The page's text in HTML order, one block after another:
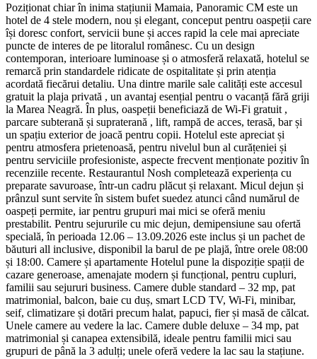
Poziționat chiar în inima stațiunii Mamaia, Panoramic CM este un
hotel de 4 stele modern, nou și elegant, conceput pentru oaspeții care
își doresc confort, servicii bune și acces rapid la cele mai apreciate
puncte de interes de pe litoralul românesc. Cu un design
contemporan, interioare luminoase și o atmosferă relaxată, hotelul se
remarcă prin standardele ridicate de ospitalitate și prin atenția
acordată fiecărui detaliu. Una dintre marile sale calități este accesul
gratuit la plaja privată , un avantaj esențial pentru o vacanță fără griji
la Marea Neagră. În plus, oaspeții beneficiază de Wi‑Fi gratuit ,
parcare subterană și supraterană , lift, rampă de acces, terasă, bar și
un spațiu exterior de joacă pentru copii. Hotelul este apreciat și
pentru atmosfera prietenoasă, pentru nivelul bun al curățeniei și
pentru serviciile profesioniste, aspecte frecvent menționate pozitiv în
recenziile recente. Restaurantul Nosh completează experiența cu
preparate savuroase, într-un cadru plăcut și relaxant. Micul dejun și
prânzul sunt servite în sistem bufet suedez atunci când numărul de
oaspeți permite, iar pentru grupuri mai mici se oferă meniu
prestabilit. Pentru sejururile cu mic dejun, demipensiune sau ofertă
specială, în perioada 12.06 – 13.09.2026 este inclus și un pachet de
băuturi all inclusive, disponibil la barul de pe plajă, între orele 08:00
și 18:00. Camere și apartamente Hotelul pune la dispoziție spații de
cazare generoase, amenajate modern și funcțional, pentru cupluri,
familii sau sejururi business. Camere duble standard – 32 mp, pat
matrimonial, balcon, baie cu duș, smart LCD TV, Wi‑Fi, minibar,
seif, climatizare și dotări precum halat, papuci, fier și masă de călcat.
Unele camere au vedere la lac. Camere duble deluxe – 34 mp, pat
matrimonial și canapea extensibilă, ideale pentru familii mici sau
grupuri de până la 3 adulți; unele oferă vedere la lac sau la stațiune.